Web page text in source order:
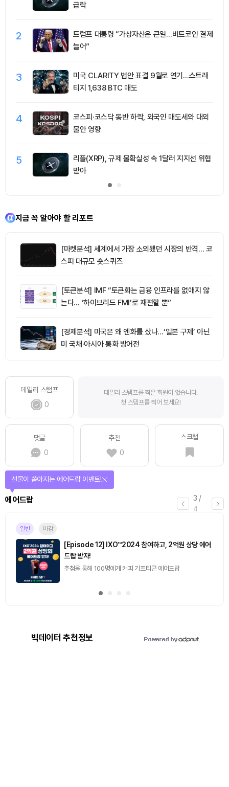
급락
2
트럼프 대통령 “가상자산은 큰일…비트코인 결제
늘어”
3
미국 CLARITY 법안 표결 9월로 연기…스트래
티지 1,638 BTC 매도
4
코스피·코스닥 동반 하락, 외국인 매도세와 대외
불안 영향
5
리플(XRP), 규제 불확실성 속 1달러 지지선 위협
받아
지금 꼭 알아야 할 리포트
[마켓분석] 세계에서 가장 소외됐던 시장의 반격… 코
스피 대규모 숏스퀴즈
[토큰분석] IMF “토큰화는 금융 인프라를 없애지 않
는다… ‘하이브리드 FMI’로 재편할 뿐”
[경제분석] 미국은 왜 엔화를 샀나…‘일본 구제’ 아닌
미 국채·아시아 통화 방어전
데일리 스탬프
0
데일리 스탬프를 찍은 회원이 없습니다.
첫 스탬프를 찍어 보세요!
댓글
0
추천
0
스크랩
3 /
4
에어드랍
선물이 쏟아지는 에어드랍 이벤트!
일반 마감
[Episode 12] IXO™2024 참여하고, 2억원 상당 에어
드랍 받자!
추첨을 통해 100명에게 커피 기프티콘 에어드랍
빅데이터 추천정보